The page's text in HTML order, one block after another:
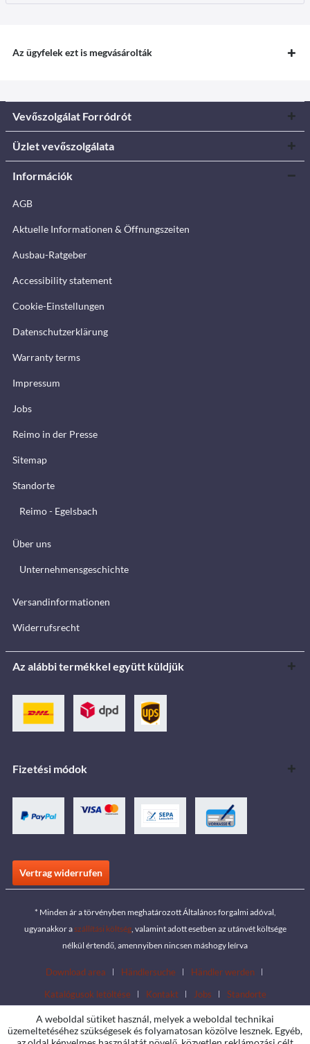
Az ügyfelek ezt is megvásárolták
Vevőszolgálat Forródrót
Üzlet vevőszolgálata
Információk
AGB
Aktuelle Informationen & Öffnungszeiten
Ausbau-Ratgeber
Accessibility statement
Cookie-Einstellungen
Datenschutzerklärung
Warranty terms
Impressum
Jobs
Reimo in der Presse
Sitemap
Standorte
Reimo - Egelsbach
Über uns
Unternehmensgeschichte
Versandinformationen
Widerrufsrecht
Az alábbi termékkel együtt küldjük
Fizetési módok
Vertrag widerrufen
* Minden ár a törvényben meghatározott Általános forgalmi adóval,
ugyanakkor aszállítási költség, valamint adott esetben az utánvét költsége
nélkül értendő, amennyiben nincsen máshogy leírva
Download area Händlersuche
Händler werden
Katalógusok letöltése
Kontakt Jobs Standorte
A weboldal sütiket használ, melyek a weboldal technikai
üzemeltetéséhez szükségesek és folyamatosan közölve lesznek. Egyéb,